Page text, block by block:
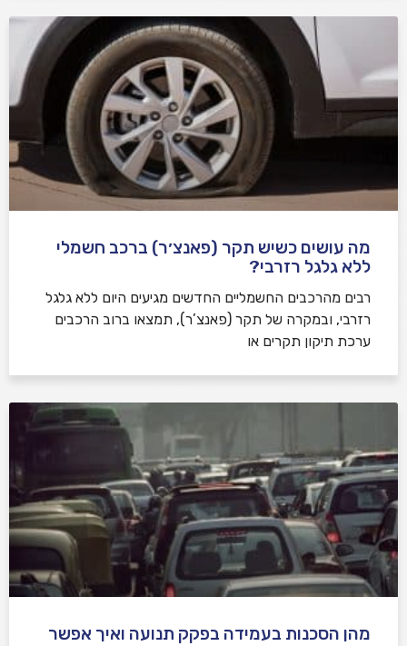
מה עושים כשיש תקר (פאנצ׳ר) ברכב חשמלי
ללא גלגל רזרבי?
רבים מהרכבים החשמליים החדשים מגיעים היום ללא גלגל
רזרבי, ובמקרה של תקר (פאנצ’ר), תמצאו ברוב הרכבים
ערכת תיקון תקרים או
מהן הסכנות בעמידה בפקק תנועה ואיך אפשר